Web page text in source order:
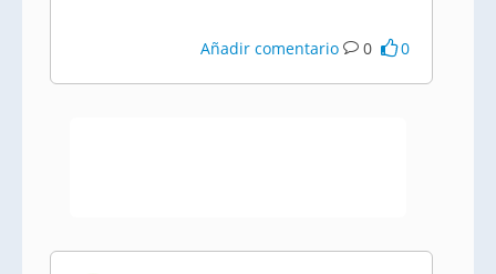
Añadir comentario 0 0